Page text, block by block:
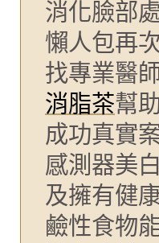
消化臉部
懶人包再
找專業醫師
消脂茶幫
成功真實
感測器美
及擁有健
鹼性食物